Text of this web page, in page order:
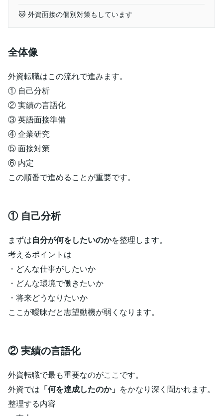
🐱 外資面接の個別対策もしています
全体像
外資転職はこの流れで進みます。
① 自己分析
② 実績の言語化
③ 英語面接準備
④ 企業研究
⑤ 面接対策
⑥ 内定
この順番で進めることが重要です。
① 自己分析
まずは自分が何をしたいのかを整理します。
考えるポイントは
・どんな仕事がしたいか
・どんな環境で働きたいか
・将来どうなりたいか
ここが曖昧だと志望動機が弱くなります。
② 実績の言語化
外資転職で最も重要なのがここです。
外資では 「何を達成したのか」 をかなり深く聞かれます。
整理する内容